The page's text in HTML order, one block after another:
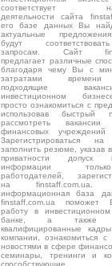
соответствует
деятельности сайта
его базе данных Вы
актуальные
будут
запросам. Сайт
предлагает различные
благодаря чему Вы с
затратами времени
подходящие
инвестиционном
просто ознакомиться с
использовав быстрый
рассмотреть вакансии
финансовых
Зарегистрироваться
заполнить резюме, указав
приватности
информации
работодателей,
на finstaff.com.ua.
информационная база
finstaff.com.ua поможет
работу в
банке, а также
квалифицированные
компании, ознакомиться с
новостями в сфере
семинары, тренинги и
способствующие